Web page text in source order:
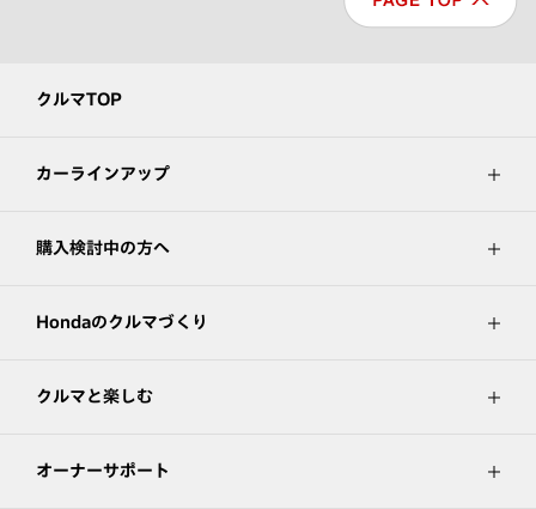
クルマTOP
カーラインアップ
購入検討中の方へ
Hondaのクルマづくり
クルマと楽しむ
オーナーサポート